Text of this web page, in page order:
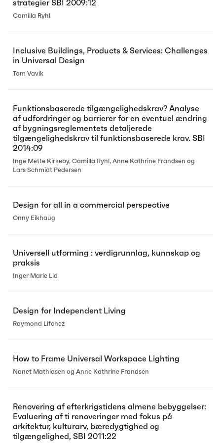
strategier SBI 2009:12
Camilla Ryhl
Inclusive Buildings, Products & Services: Challenges
in Universal Design
Tom Vavik
Funktionsbaserede tilgængelighedskrav? Analyse
af udfordringer og barrierer for en eventuel ændring
af bygningsreglementets detaljerede
tilgængelighedskrav til funktionsbaserede krav. SBI
2014:09
Inge Mette Kirkeby, Camilla Ryhl, Anne Kathrine Frandsen og
Lars Schmidt Pedersen
Design for all in a commercial perspective
Onny Eikhaug
Universell utforming : verdigrunnlag, kunnskap og
praksis
Inger Marie Lid
Design for Independent Living
Raymond Lifchez
How to Frame Universal Workspace Lighting
Nanet Mathiasen og Anne Kathrine Frandsen
Renovering af efterkrigstidens almene bebyggelser:
Evaluering af ti renoveringer med fokus på
arkitektur, kulturarv, bæredygtighed og
tilgængelighed, SBI 2011:22